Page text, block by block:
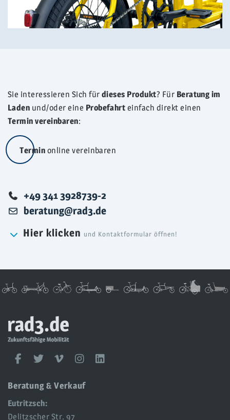
Sie interessieren Sich für dieses Produkt? Für Beratung im
Laden und/oder eine Probefahrt einfach direkt einen
Termin vereinbaren:
Termin online vereinbaren
Telefonisch
+49 341 3928739-2
Email
beratung@rad3.de
Hier klicken und Kontaktformular öffnen!
rad3
UG
rad3
Social
FacebookTwitter Vimeo Instagram
Beratung & Verkauf
Eutritzsch:
Delitzscher Str. 97